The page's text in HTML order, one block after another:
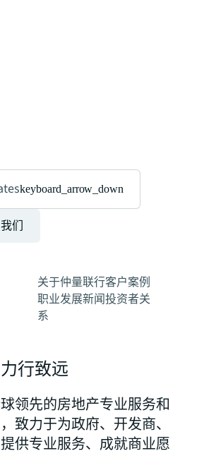
keyboard_arrow_down
们
关于仲量联行客户案例
职业发展新闻投资者关
系
行致远
领先的房地产专业服务和
致力于为政府、开发商、
供专业服务、成就商业愿